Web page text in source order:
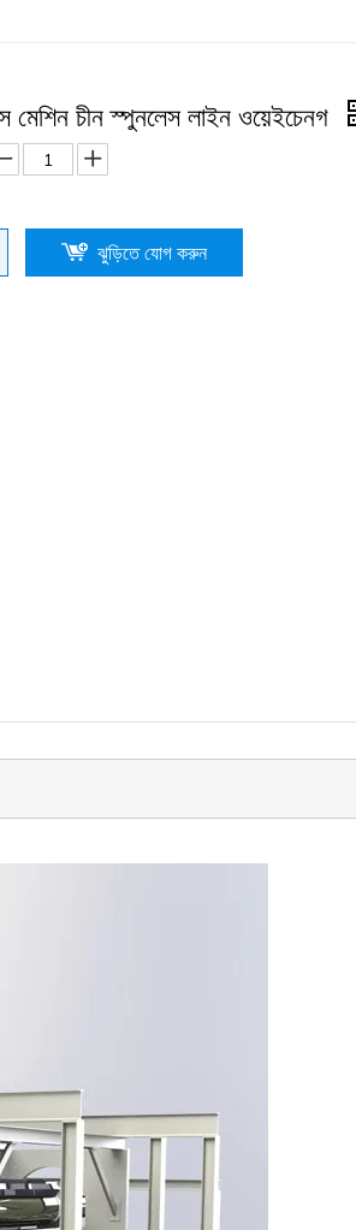
মেশিন চীন স্পুনলেস লাইন ওয়েইচেনগ
ঝুড়িতে যোগ করুন